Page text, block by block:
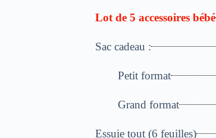
Lot de 5 accessoires bébé
Sac cadeau :
Petit format
Grand format
Essuie tout (6 feuilles)